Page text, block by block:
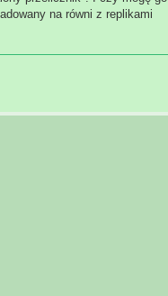
na równi z replikami